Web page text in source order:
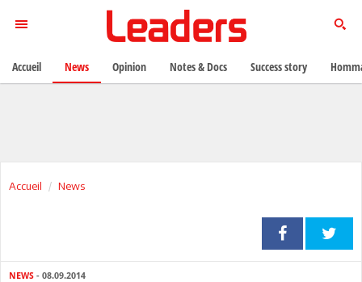
Accueil News
NEWS - 08.09.2014
Accueil News Opinion Notes & Docs Success story